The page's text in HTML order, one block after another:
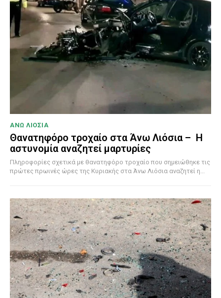
ΑΝΩ ΛΙΟΣΙΑ
Θανατηφόρο τροχαίο στα Άνω Λιόσια – Η
αστυνομία αναζητεί μαρτυρίες
Πληροφορίες σχετικά με θανατηφόρο τροχαίο που σημειώθηκε τις
πρώτες πρωινές ώρες της Κυριακής στα Άνω Λιόσια αναζητεί η...